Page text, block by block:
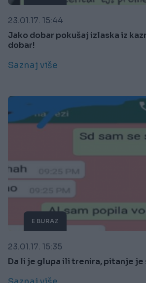
23.01.17. 15:44
Jako dobar pokušaj izlaska iz
dobar!
Saznaj više
E BURAZ
23.01.17. 15:35
Da li je glupa ili trenira, pitanje je